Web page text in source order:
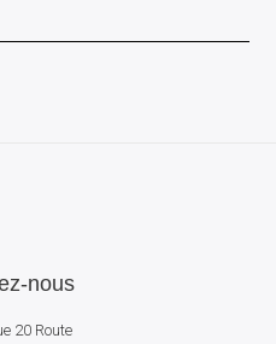
nous
20 Route